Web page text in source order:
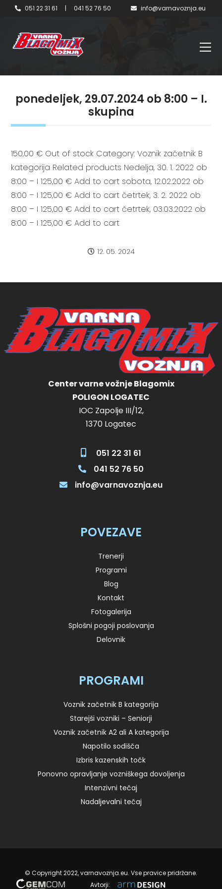
051 22 31 61 | 041 52 76 50 info@varnavoznja.eu
ponedeljek, 29.07.2024 ob 8:00 – I.
skupina
150,00 € Out of stock Category: Voznik začetnik B
kategorija Related products Nedelja, 30. 1. 2022 ob
8:00 – I 125,00 € Add to cart sobota, 12.02.2022 ob
8:00 – I 125,00 € Add to cart četrtek, 3. 2. 2022 ob
8:00 – I 125,00 € Add to cart četrtek, 03.03.2022 ob
8:00 – I 125,00 € Add to cart
12. 05. 2024
Center varne vožnje Blagomix
POLIGON LOGATEC
IOC Zapolje III/12,
1370 Logatec
051 22 31 61
041 52 76 50
info@varnavoznja.eu
POVEZAVE
Trenerji
Programi
Blog
Kontakt
Fotogalerija
Splošni pogoji poslovanja
Delovnik
PROGRAMI
Voznik začetnik B kategorija
Starejši vozniki – Seniorji
Voznik začetnik A2 ali A kategorija
Napotilo sodišča
Izbris kazenskih točk
Ponovno opravljanje vozniškega dovoljenja
Intenzivni tečaj
Nadaljevalni tečaj
© Copyright 2022, varnavoznja.eu. Vse pravice pridržane.
Avtorji: